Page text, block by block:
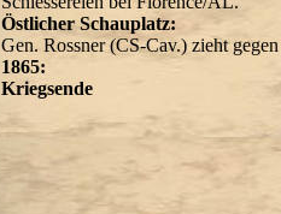
Östlicher Schauplatz:
Gen. Rossner (CS-Cav.) zieht
1865:
Kriegsende